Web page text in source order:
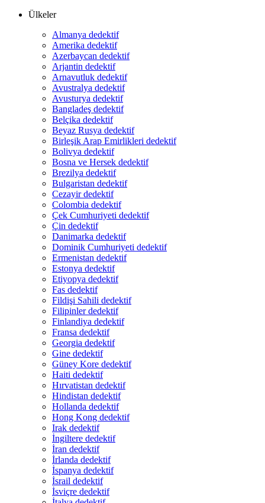
Ülkeler
Almanya dedektif
Amerika dedektif
Azerbaycan dedektif
Arjantin dedektif
Arnavutluk dedektif
Avustralya dedektif
Avusturya dedektif
Bangladeş dedektif
Belçika dedektif
Beyaz Rusya dedektif
Birleşik Arap Emirlikleri dedektif
Bolivya dedektif
Bosna ve Hersek dedektif
Brezilya dedektif
Bulgaristan dedektif
Cezayir dedektif
Colombia dedektif
Çek Cumhuriyeti dedektif
Çin dedektif
Danimarka dedektif
Dominik Cumhuriyeti dedektif
Ermenistan dedektif
Estonya dedektif
Etiyopya dedektif
Fas dedektif
Fildişi Sahili dedektif
Filipinler dedektif
Finlandiya dedektif
Fransa dedektif
Georgia dedektif
Gine dedektif
Güney Kore dedektif
Haiti dedektif
Hırvatistan dedektif
Hindistan dedektif
Hollanda dedektif
Hong Kong dedektif
Irak dedektif
İngiltere dedektif
İran dedektif
İrlanda dedektif
İspanya dedektif
İsrail dedektif
İsviçre dedektif